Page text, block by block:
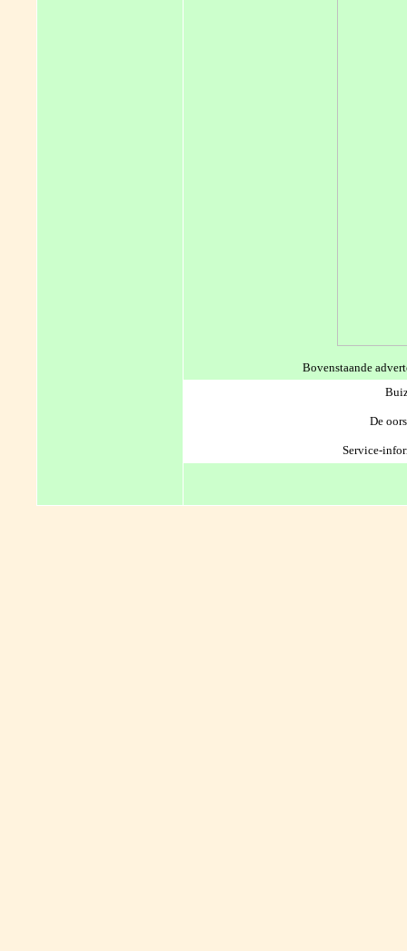
Bovenstaande
De
Service-